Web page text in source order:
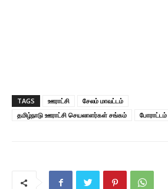
TAGS ஊராட்சி
சேலம் மாவட்டம்
தமிழ்நாடு ஊராட்சி செயலாளர்கள் சங்கம்
போராட்டம்